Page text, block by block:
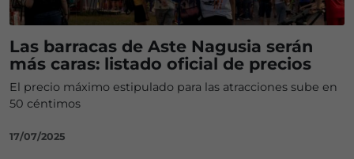
Las barracas de Aste Nagusia serán
más caras: listado oficial de precios
El precio máximo estipulado para las atracciones sube en
50 céntimos
17/07/2025